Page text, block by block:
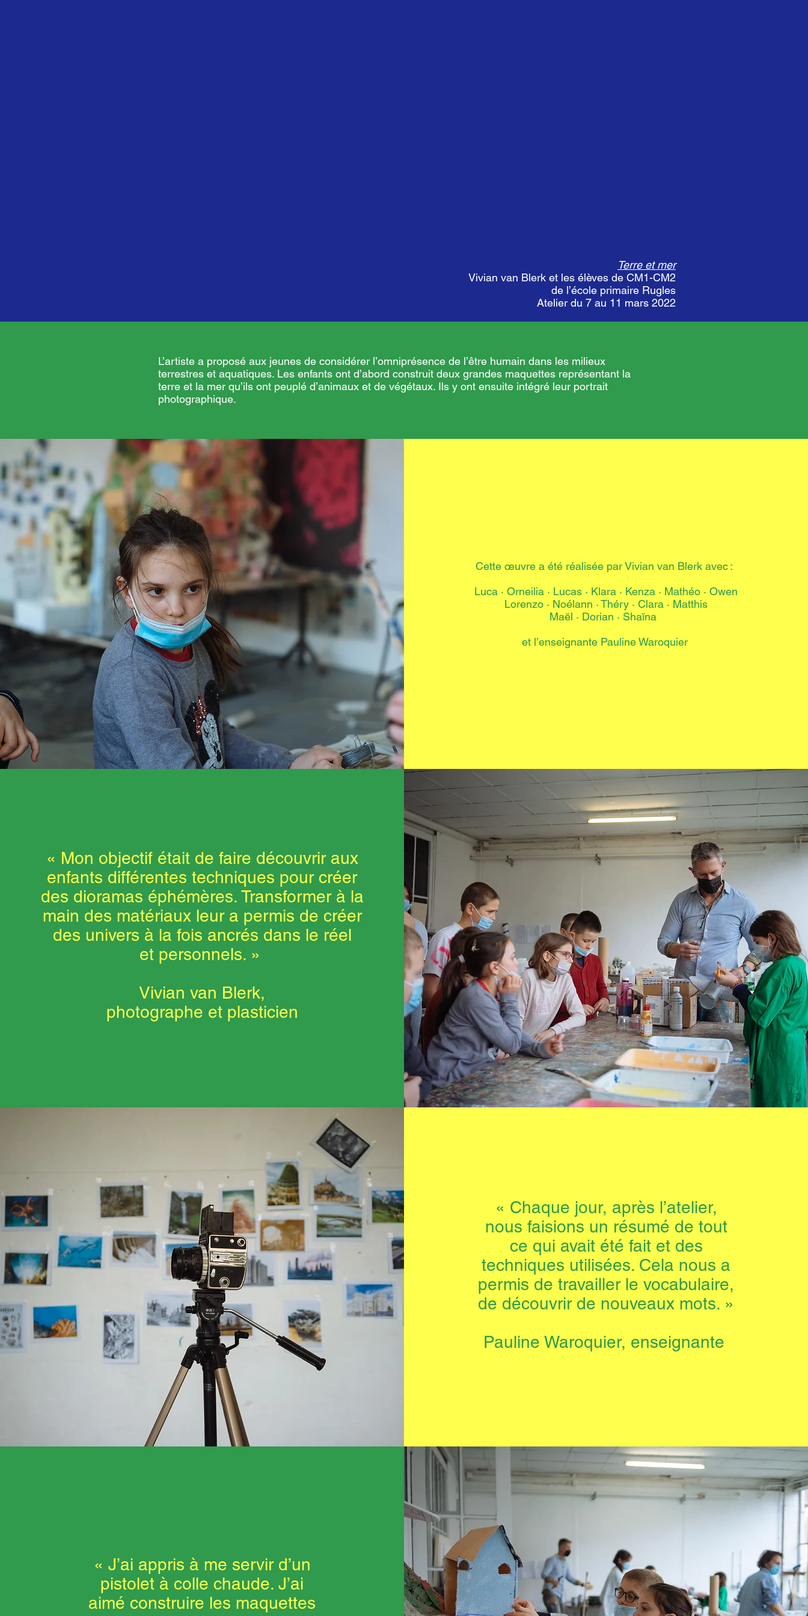
Terre et mer
Vivian van Blerk et les élèves de CM1-CM2
de l’école primaire Rugles
Atelier du 7 au 11 mars 2022
L’artiste a proposé aux jeunes de considérer l’omniprésence de l’être humain dans les milieux
terrestres et aquatiques. Les enfants ont d’abord construit deux grandes maquettes représentant la
terre et la mer qu’ils ont peuplé d’animaux et de végétaux. Ils y ont ensuite intégré leur portrait
photographique.
Cette œuvre a été réalisée par Vivian van Blerk avec :
Luca · Orneilia · Lucas · Klara · Kenza · Mathéo · Owen
Lorenzo · Noélann ·Théry · Clara · Matthis
Maël · Dorian · Shaïna
et l’enseignante Pauline Waroquier
« Mon objectif était de faire découvrir aux
enfants différentes techniques pour créer
des dioramas éphémères. Transformer à la
main des matériaux leur a permis de créer
des univers à la fois ancrés dans le réel
et personnels. »
Vivian van Blerk,
photographe et plasticien
« Chaque jour, après l’atelier,
nous faisions un résumé de tout
ce qui avait été fait et des
techniques utilisées. Cela nous a
permis de travailler le vocabulaire,
de découvrir de nouveaux mots. »
Pauline Waroquier, enseignante
« J’ai appris à me servir d’un
pistolet à colle chaude. J’ai
aimé construire les maquettes